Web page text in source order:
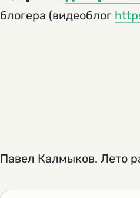
блогера (видеоблог
Павел Калмыков. Лето